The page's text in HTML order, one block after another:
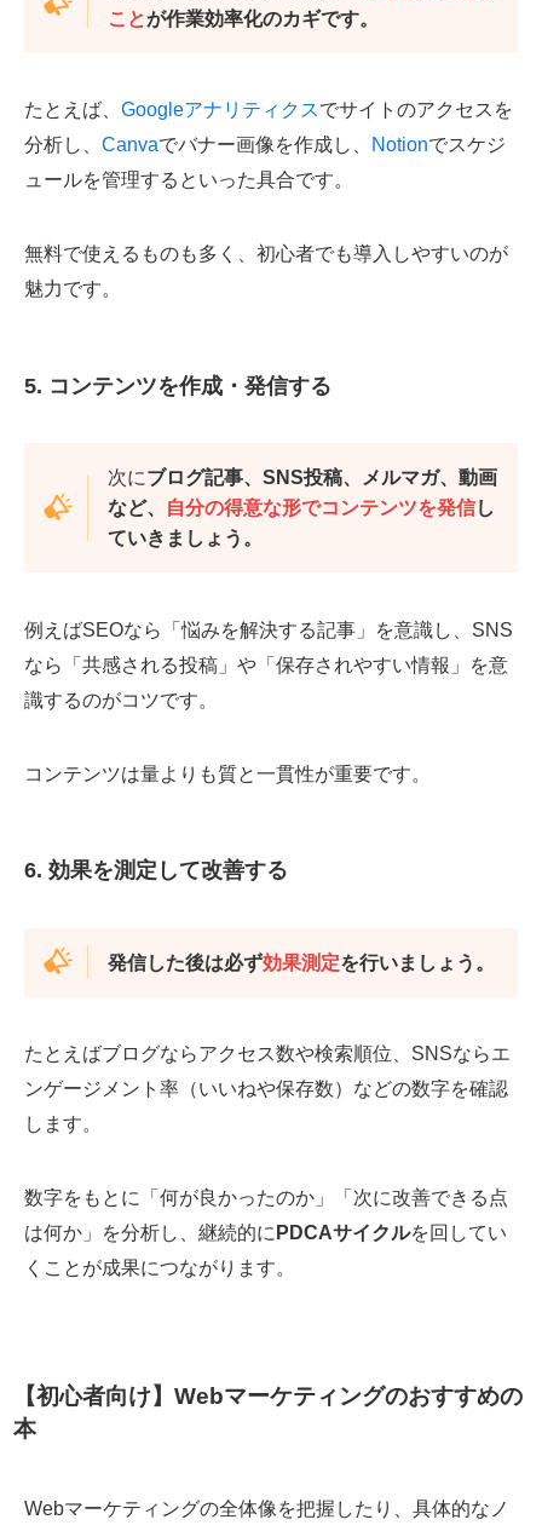
ことが作業効率化のカギです。
たとえば、 Googleアナリティクスでサイトのアクセスを
分析し、 Canvaでバナー画像を作成し、 Notionでスケジ
ュールを管理するといった具合です。
無料で使えるものも多く、初心者でも導入しやすいのが
魅力です。
5. コンテンツを作成・発信する
次にブログ記事、SNS投稿、メルマガ、動画
など、
自分の得意な形でコンテンツを発信し
ていきましょう。
例えばSEOなら「悩みを解決する記事」を意識し、SNS
なら「共感される投稿」や「保存されやすい情報」を意
識するのがコツです。
コンテンツは量よりも質と一貫性が重要です。
6. 効果を測定して改善する
発信した後は必ず効果測定を行いましょう。
たとえばブログならアクセス数や検索順位、SNSならエ
ンゲージメント率（いいねや保存数）などの数字を確認
します。
数字をもとに「何が良かったのか」「次に改善できる点
は何か」を分析し、継続的にPDCAサイクルを回してい
くことが成果につながります。
【初心者向け】Webマーケティングのおすすめの
本
Webマーケティングの全体像を把握したり、具体的なノ